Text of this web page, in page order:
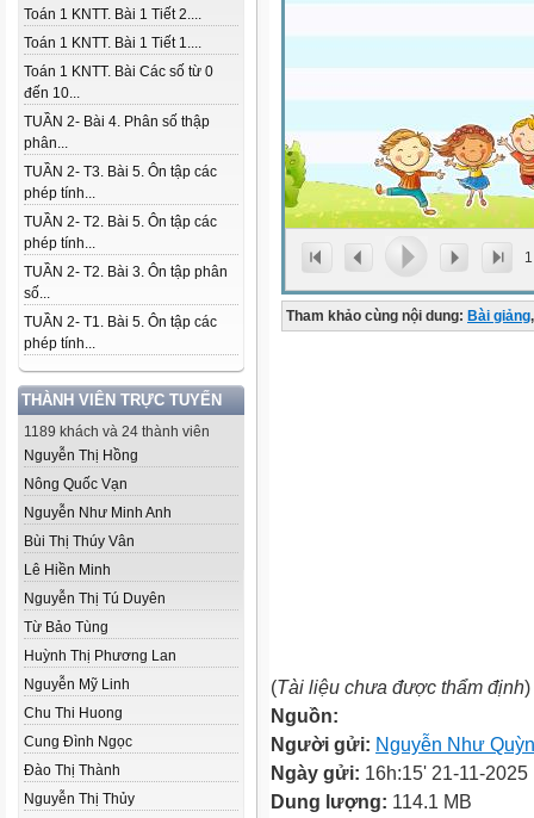
Toán 1 KNTT. Bài 1 Tiết 2....
Toán 1 KNTT. Bài 1 Tiết 1....
Toán 1 KNTT. Bài Các số từ 0
đến 10...
TUẦN 2- Bài 4. Phân số thập
phân...
TUẦN 2- T3. Bài 5. Ôn tập các
phép tính...
TUẦN 2- T2. Bài 5. Ôn tập các
phép tính...
TUẦN 2- T2. Bài 3. Ôn tập phân
số...
TUẦN 2- T1. Bài 5. Ôn tập các
phép tính...
THÀNH VIÊN TRỰC TUYẾN
1189 khách và 24 thành viên
Nguyễn Thị Hồng
Nông Quốc Vạn
Nguyễn Như Minh Anh
Bùi Thị Thúy Vân
Lê Hiền Minh
Nguyễn Thị Tú Duyên
Từ Bảo Tùng
Huỳnh Thị Phương Lan
Nguyễn Mỹ Linh
Chu Thi Huong
Cung Đình Ngọc
Đào Thị Thành
Nguyễn Thị Thủy
1
Tham khảo cùng nội dung: Bài giảng,
(Tài liệu chưa được thẩm định)
Nguồn:
Người gửi: Nguyễn Như
Ngày gửi: 16h:15' 21-11-2025
Dung lượng: 114.1 MB